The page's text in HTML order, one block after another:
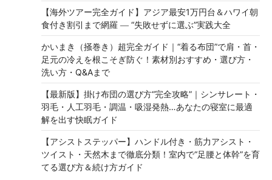
【海外ツアー完全ガイド】アジア最安1万円台＆ハワイ朝
食付き割引まで網羅 ― “失敗せずに選ぶ”実践大全
かいまき（掻巻き）超完全ガイド｜“着る布団”で肩・首・
足元の冷えを根こそぎ防ぐ！素材別おすすめ・選び方・
洗い方・Q&Aまで
【最新版】掛け布団の選び方“完全攻略”｜シンサレート・
羽毛・人工羽毛・調温・吸湿発熱…あなたの寝室に最適
解を出す快眠ガイド
【アシストステッパー】ハンドル付き・筋力アシスト・
ツイスト・天然木まで徹底分類！室内で“足腰と体幹”を育
てる選び方＆続け方ガイド